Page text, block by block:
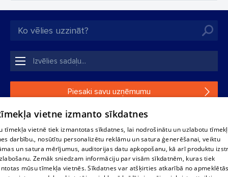
Piesaki savu uzņēmumu
Ja tavs uzņēmums nav mūsu datubāzē, aizpildi vienkāršu
1188 datu bāzes, tās daļas vai datu bāzē iekļautās informācijas,
vai informācijas daļas pavairošana vai izplatīšana jebkādā formā
stingri aizliegta. Tāpat arī ir aizliegta lejupielāde automātiskā
vietne izmanto sīkdatnes
tīmekļa vietnē tiek izmantotas sīkdatnes, lai nodrošinātu un uzlabotu
darbību., nosūtītu personalizētu reklāmu un satura ģenerēšanai, veiktu
un satura mērījumus, auditorijas datu apkopošanu, kā arī produktu
Zemāk sniedzam informāciju par visām sīkdatnēm, kuras tiek
mūsu tīmekļa vietnēs. Sīkdatnes var atšķirties atkarībā no